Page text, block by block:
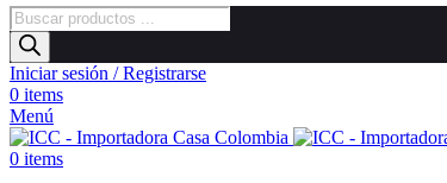
Búsqueda
de
productos
Iniciar sesión / Registrarse
0 items
Menú
0 items